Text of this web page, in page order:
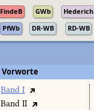
FindeB GWb Hederich
PfWb DR-WB RD-WB
Vorworte
Band I
Band II